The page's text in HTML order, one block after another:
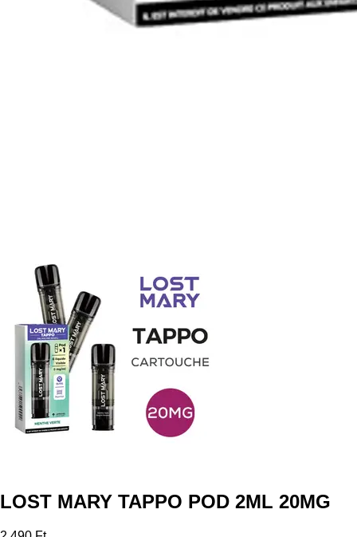
LOST MARY TAPPO POD 2ML 20MG